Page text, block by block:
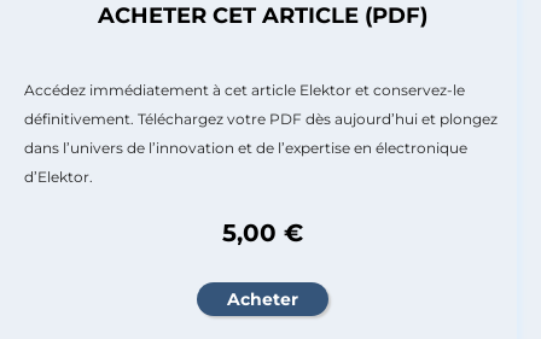
ACHETER CET ARTICLE (PDF)
Accédez immédiatement à cet article Elektor et conservez-le
définitivement. Téléchargez votre PDF dès aujourd’hui et plongez
dans l’univers de l’innovation et de l’expertise en électronique
d’Elektor.
5,00 €